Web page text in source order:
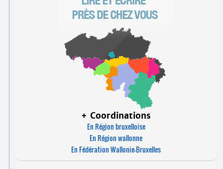
+ Coordinations
En Région bruxelloise
En Région wallonne
En Fédération Wallonie-Bruxelles